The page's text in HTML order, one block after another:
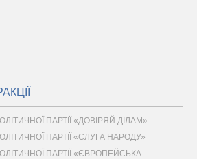
ПАРТІЇ «ДОВІРЯЙ ДІЛАМ»
ПАРТІЇ «СЛУГА НАРОДУ»
ПАРТІЇ «ЄВРОПЕЙСЬКА